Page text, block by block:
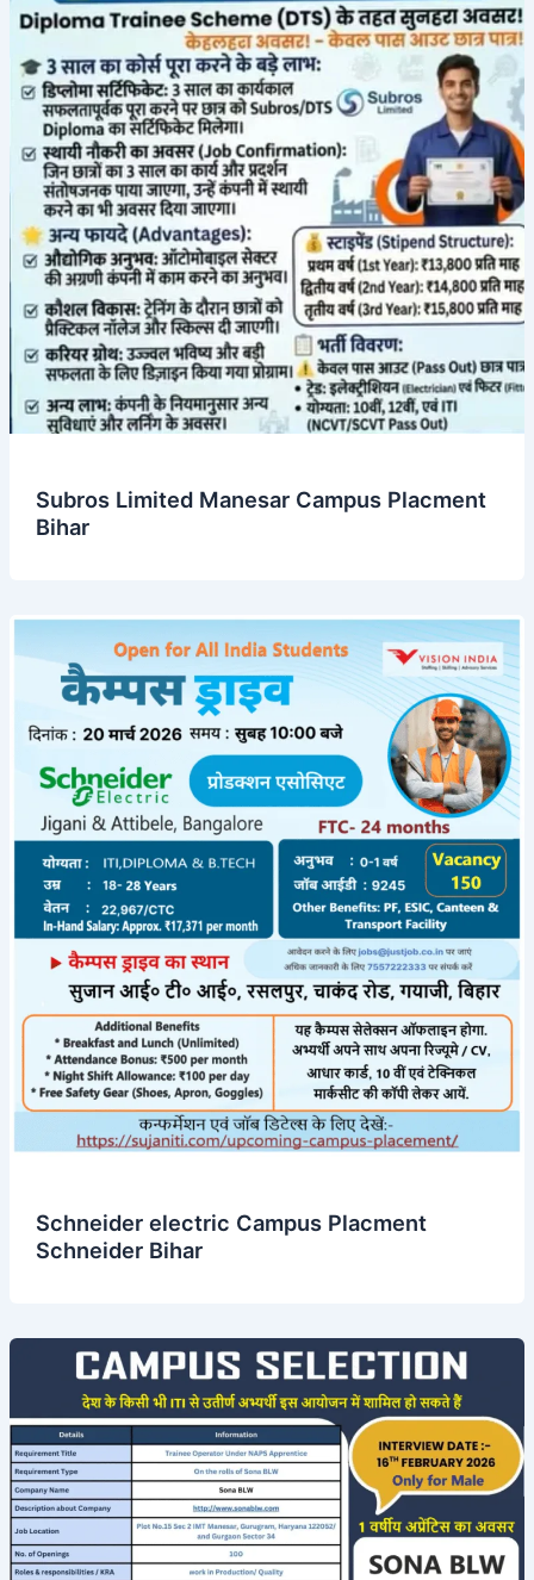
Subros Limited Manesar Campus Placment
Bihar
Schneider electric Campus Placment
Schneider Bihar